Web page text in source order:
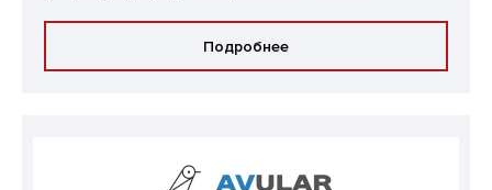
Подробнее